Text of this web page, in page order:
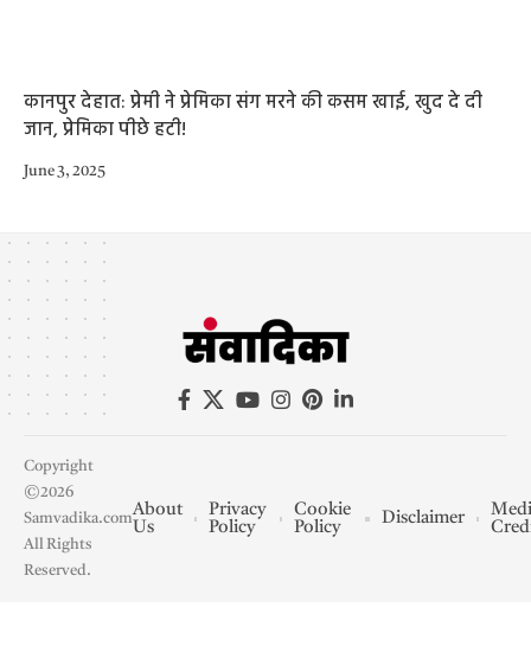
कानपुर देहात: प्रेमी ने प्रेमिका संग मरने की कसम खाई, खुद दे दी
जान, प्रेमिका पीछे हटी!
June 3, 2025
Copyright
©2026
Samvadika.com
All Rights
Reserved.
About
Us
Privacy
Policy
Cookie
Policy
Disclaimer